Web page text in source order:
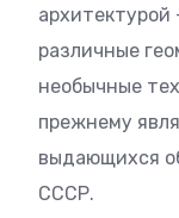
архитектурой
различные
необычные
прежнему
выдающихся
СССР.